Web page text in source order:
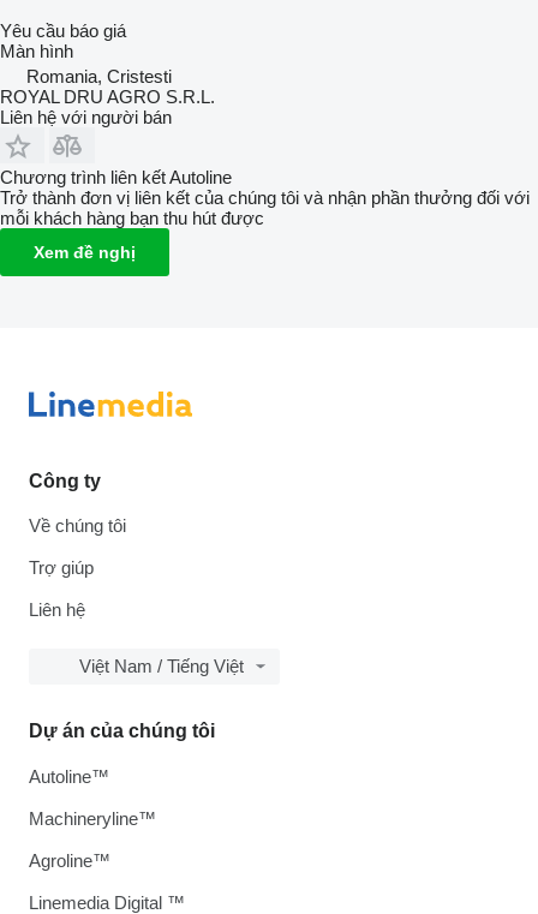
Yêu cầu báo giá
Màn hình
Romania, Cristesti
ROYAL DRU AGRO S.R.L.
Liên hệ với người bán
Chương trình liên kết Autoline
Trở thành đơn vị liên kết của chúng tôi và nhận phần thưởng đối với
mỗi khách hàng bạn thu hút được
Xem đề nghị
Công ty
Về chúng tôi
Trợ giúp
Liên hệ
Việt Nam / Tiếng Việt
Dự án của chúng tôi
Autoline™
Machineryline™
Agroline™
Linemedia Digital ™